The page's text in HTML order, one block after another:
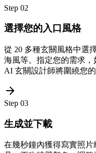
Step 02
選擇您的入口風格
從 20 多種玄關風格中
海風等。指定您的需求，
AI 玄關設計師將圍繞您的
Step 03
生成並下載
在幾秒鐘內獲得寫實照